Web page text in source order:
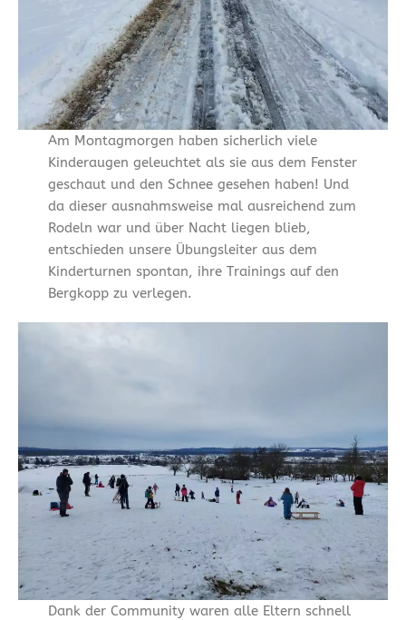
Am Montagmorgen haben sicherlich viele
Kinderaugen geleuchtet als sie aus dem Fenster
geschaut und den Schnee gesehen haben! Und
da dieser ausnahmsweise mal ausreichend zum
Rodeln war und über Nacht liegen blieb,
entschieden unsere Übungsleiter aus dem
Kinderturnen spontan, ihre Trainings auf den
Bergkopp zu verlegen.
Dank der Community waren alle Eltern schnell